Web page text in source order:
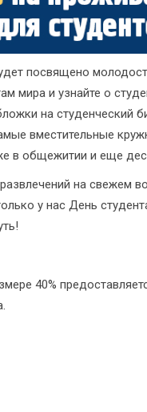
посвящено
мира и узнайте о
на студенческий
вместительные
в общежитии и еще
на свежем
у нас День
40%